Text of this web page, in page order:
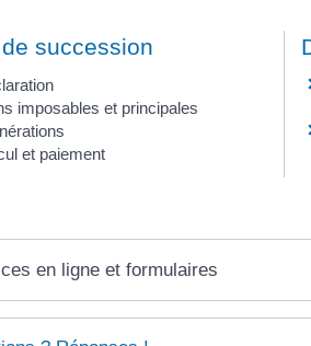
succession
imposables et principales
et paiement
en ligne et formulaires